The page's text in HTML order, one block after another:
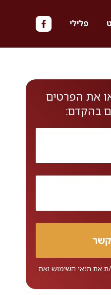
פלילי
את הפרטים
בהקדם:
ת את תנאי השימושואת